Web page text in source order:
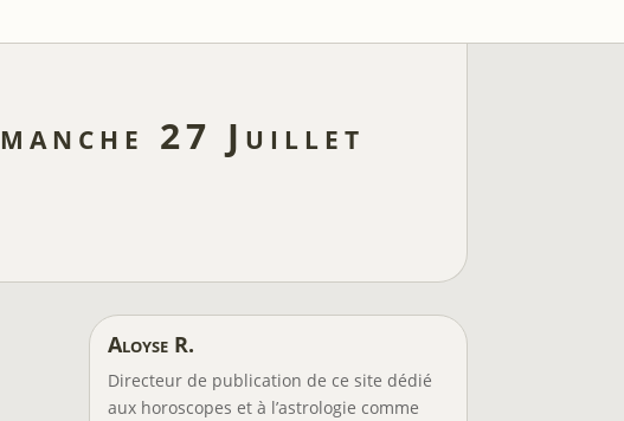
27 Juillet
Aloyse R.
Directeur de publication de ce site dédié
aux horoscopes et à l’astrologie comme